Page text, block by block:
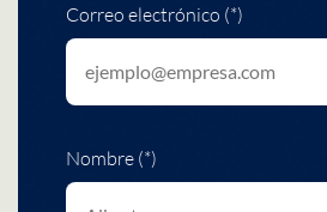
Correo electrónico (*)
Nombre (*)